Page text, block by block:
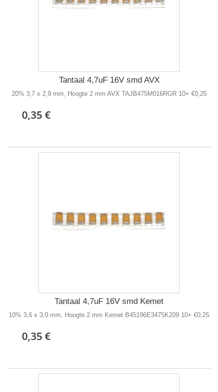
Tantaal 4,7uF 16V smd AVX
20% 3,7 x 2,9 mm, Hoogte 2 mm AVX TAJB475M016RGR 10+ €0,25
0,35 €
Tantaal 4,7uF 16V smd Kemet
10% 3,6 x 3,0 mm, Hoogte 2 mm Kemet B45196E3475K209 10+ €0,25
0,35 €